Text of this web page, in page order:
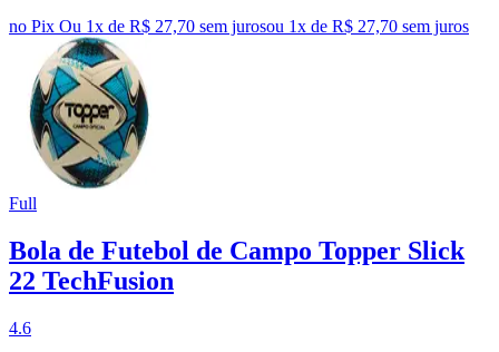
no Pix Ou 1x de R$ 27,70 sem jurosou 1x de R$ 27,70 sem juros
Full
Bola de Futebol de Campo Topper Slick
22 TechFusion
4.6